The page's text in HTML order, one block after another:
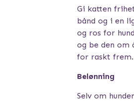
Gi katten
bånd og i en
og ros for
og be den om
for raskt
Belønning
Selv om